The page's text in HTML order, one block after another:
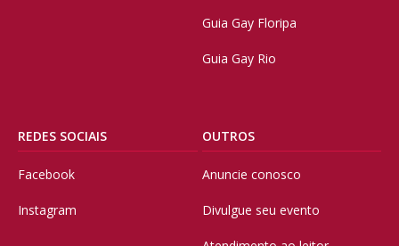
Guia Gay Floripa
Guia Gay Rio
REDES SOCIAIS
Facebook
Instagram
OUTROS
Anuncie conosco
Divulgue seu evento